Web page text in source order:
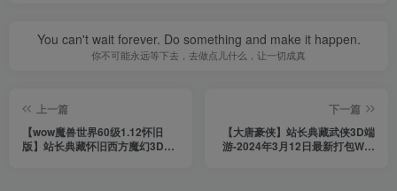
You can't wait forever. Do something and make it happen.
你不可能永远等下去，去做点儿什么，让一切成真
上一篇
【wow魔兽世界60级1.12怀旧
版】站长典藏怀旧西方魔幻3D巨
下一篇
【大唐豪侠】站长典藏武侠3D端
游-2024年3月12日最新打包WIN